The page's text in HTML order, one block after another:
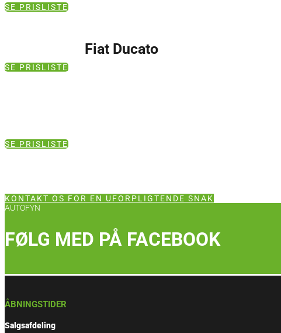
SE PRISLISTE
Fiat Ducato
SE PRISLISTE
SE PRISLISTE
KONTAKT OS FOR EN UFORPLIGTENDE SNAK
AUTOFYN
FØLG MED PÅ FACEBOOK
ÅBNINGSTIDER
Salgsafdeling